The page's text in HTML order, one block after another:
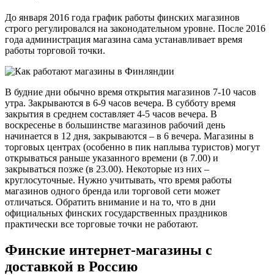
До января 2016 года график работы финских магазинов
строго регулировался на законодательном уровне. После 2016
года администрация магазина сама устанавливает время
работы торговой точки.
В будние дни обычно время открытия магазинов 7-10 часов
утра. Закрываются в 6-9 часов вечера. В субботу время
закрытия в среднем составляет 4-5 часов вечера. В
воскресенье в большинстве магазинов рабочий день
начинается в 12 дня, закрываются – в 6 вечера. Магазины в
торговых центрах (особенно в пик наплыва туристов) могут
открываться раньше указанного времени (в 7.00) и
закрываться позже (в 23.00). Некоторые из них –
круглосуточные. Нужно учитывать, что время работы
магазинов одного бренда или торговой сети может
отличаться. Обратить внимание и на то, что в дни
официальных финских государственных праздников
практически все торговые точки не работают.
Финские интернет-магазины с
доставкой в Россию